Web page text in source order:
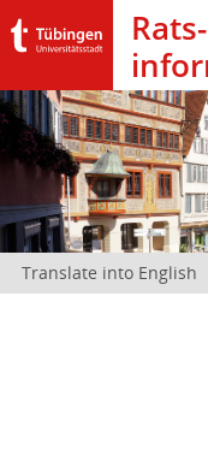
Rats­
Translate into English